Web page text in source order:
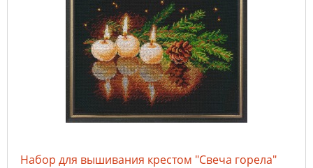
Набор для вышивания крестом "Свеча горела"